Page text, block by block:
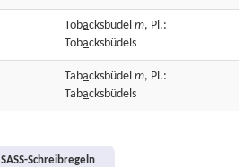
Tobacksbüdel m, Pl.:
Tobacksbüdels
Tabacksbüdel m, Pl.:
Tabacksbüdels
SASS-Schreibregeln